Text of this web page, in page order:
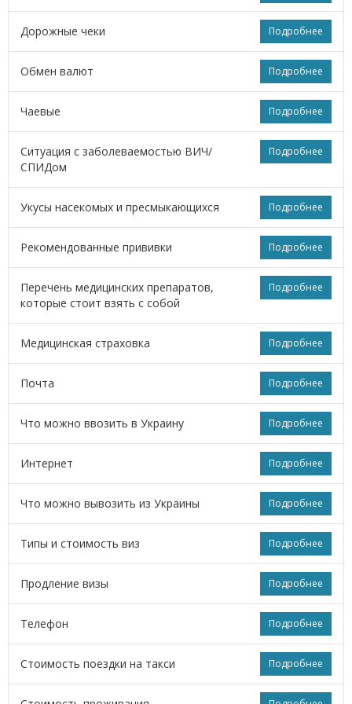
Подробнее
Дорожные чеки
Подробнее
Обмен валют
Подробнее
Чаевые
Подробнее
Ситуация с заболеваемостью ВИЧ/
СПИДом
Подробнее
Укусы насекомых и пресмыкающихся
Подробнее
Рекомендованные прививки
Подробнее
Перечень медицинских препаратов,
которые стоит взять с собой
Подробнее
Медицинская страховка
Подробнее
Почта
Подробнее
Что можно ввозить в Украину
Подробнее
Интернет
Подробнее
Что можно вывозить из Украины
Подробнее
Типы и стоимость виз
Подробнее
Продление визы
Подробнее
Телефон
Подробнее
Стоимость поездки на такси